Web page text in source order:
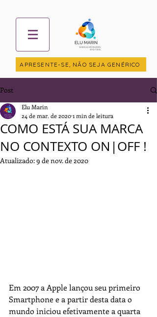
APRESENTE-SE, NÃO SEJA GENÉRICO
Post
COMO ESTÁ SUA MARCA
NO CONTEXTO ON|OFF !
Elu Marin
24 de mar. de 20201 min de leitura
Atualizado:9 de nov. de 2020
Em 2007 a Apple lançou seu primeiro
Smartphone e a partir desta data o
mundo iniciou efetivamente a quarta